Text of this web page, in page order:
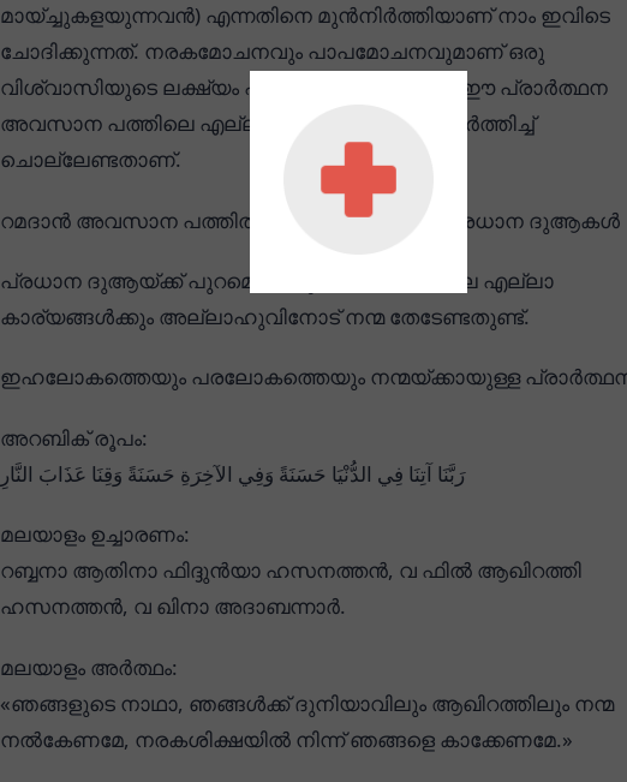
മായ്ച്ചുകളയുന്നവൻ) എന്നതിനെ മുൻനിർത്തിയാണ് നാം ഇവിടെ
ചോദിക്കുന്നത്. നരകമോചനവും പാപമോചനവുമാണ് ഒരു
വിശ്വാസിയുടെ ലക്ഷ്യം എന്നതുകൊണ്ട് തന്നെ ഈ പ്രാർത്ഥന
അവസാന പത്തിലെ എല്ലാ രാത്രികളിലും ആവർത്തിച്ച്
ചൊല്ലേണ്ടതാണ്.
റമദാൻ അവസാന പത്തിൽ പതിവാക്കേണ്ട മറ്റു പ്രധാന ദുആകൾ
പ്രധാന ദുആയ്ക്ക് പുറമെ, നമ്മുടെ ജീവിതത്തിലെ എല്ലാ
കാര്യങ്ങൾക്കും അല്ലാഹുവിനോട് നന്മ തേടേണ്ടതുണ്ട്.
ഇഹലോകത്തെയും പരലോകത്തെയും നന്മയ്ക്കായുള്ള
അറബിക് രൂപം:
رَبَّنَا آتِنَا فِي الدُّنْيَا حَسَنَةً وَفِي الآخِرَةِ حَسَنَةً وَقِنَا عَذَابَ النَّارِ
മലയാളം ഉച്ചാരണം:
റബ്ബനാ ആതിനാ ഫിദ്ദുൻയാ ഹസനത്തൻ, വ ഫിൽ ആഖിറത്തി
ഹസനത്തൻ, വ ഖിനാ അദാബന്നാർ.
മലയാളം അർത്ഥം:
«ഞങ്ങളുടെ നാഥാ, ഞങ്ങൾക്ക് ദുനിയാവിലും ആഖിറത്തിലും നന്മ
നൽകേണമേ, നരകശിക്ഷയിൽ നിന്ന് ഞങ്ങളെ കാക്കേണമേ.»